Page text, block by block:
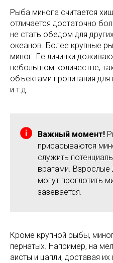
Рыба минога считается
отличается достаточно
не стать обедом для
океанов. Более крупные
миног. Ее личинки
небольшом количестве,
объектами пропитания
и т.д.
Важный момент!
присасываются
служить
врагами.
могут проглотить
зазевается.
Кроме крупной рыбы,
пернатых. Например, на
аисты и цапли, доставая